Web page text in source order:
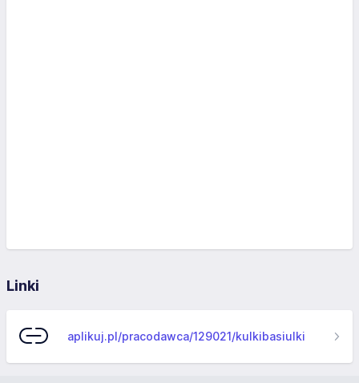
Linki
aplikuj.pl/pracodawca/129021/kulkibasiulki